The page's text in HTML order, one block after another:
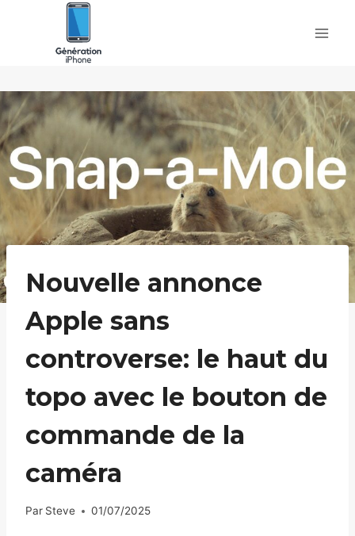
Nouvelle annonce
Apple sans
controverse: le haut du
topo avec le bouton de
commande de la
caméra
Par Steve 01/07/2025